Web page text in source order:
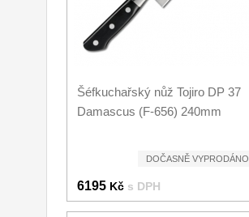
Šéfkuchařský nůž Tojiro DP 37
Damascus (F-656) 240mm
DOČASNĚ VYPRODÁNO
6195 Kč s DPH